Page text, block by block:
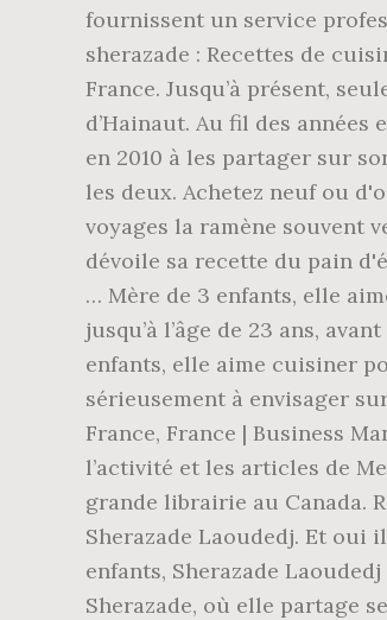
fournissent un service
sherazade : Recettes de
France. Jusqu’à présent,
d’Hainaut. Au fil des
en 2010 à les partager sur
les deux. Achetez neuf ou
voyages la ramène souvent
dévoile sa recette du pain
… Mère de 3 enfants, elle
jusqu’à l’âge de 23 ans,
enfants, elle aime cuisiner
sérieusement à envisager
France, France | Business
l’activité et les articles de
grande librairie au Canada.
Sherazade Laoudedj. Et oui
enfants, Sherazade
Sherazade, où elle partage